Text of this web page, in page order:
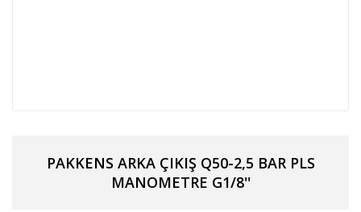
PAKKENS ARKA ÇIKIŞ Q50-2,5 BAR PLS
MANOMETRE G1/8''